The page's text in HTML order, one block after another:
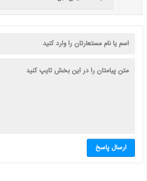
ارسال پاسخ